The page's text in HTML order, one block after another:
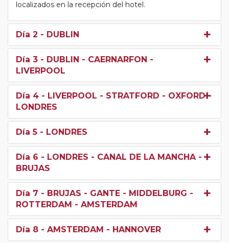
localizados en la recepción del hotel.
Día 2 - DUBLIN
Día 3 - DUBLIN - CAERNARFON -
LIVERPOOL
Día 4 - LIVERPOOL - STRATFORD - OXFORD -
LONDRES
Día 5 - LONDRES
Día 6 - LONDRES - CANAL DE LA MANCHA -
BRUJAS
Día 7 - BRUJAS - GANTE - MIDDELBURG -
ROTTERDAM - AMSTERDAM
Día 8 - AMSTERDAM - HANNOVER